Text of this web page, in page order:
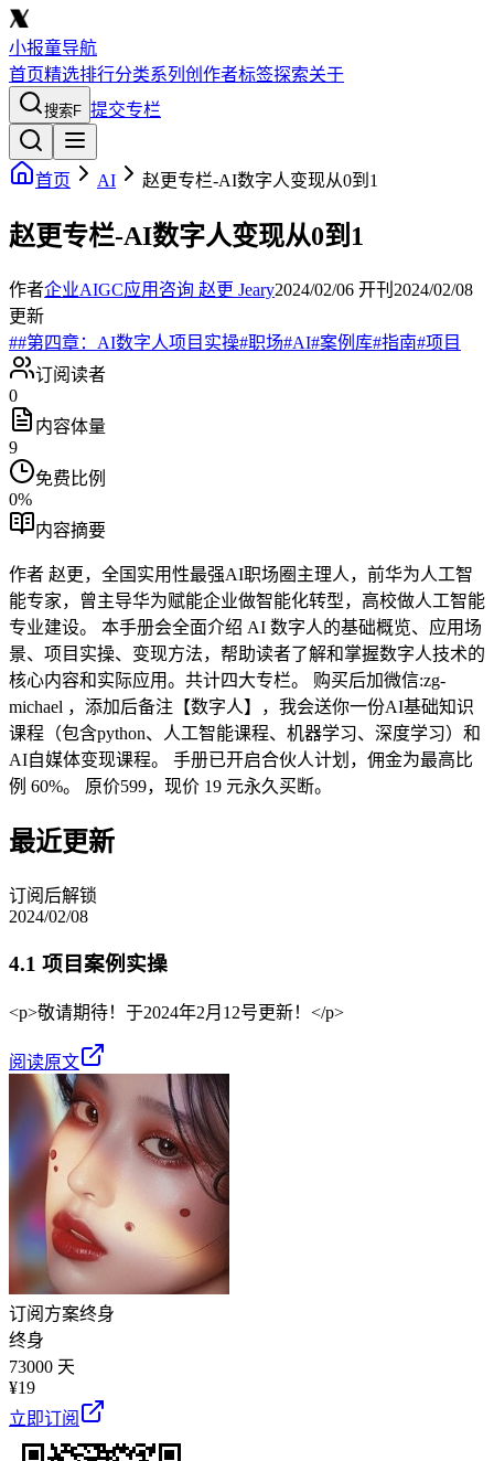
小报童导航
首页精选排行分类系列 创作者标签探索关于
搜索F 提交专栏
首页 AI 赵更专栏-AI数字人变现从0到1
赵更专栏-AI数字人变现从0到1
作者企业AIGC应用咨询 赵更 Jeary2024/02/06 开刊 2024/02/08
更新
##第四章：AI数字人项目实操#职场#AI#案例库#指南#项目
订阅读者
0
内容体量
9
免费比例
0%
内容摘要
作者 赵更，全国实用性最强AI职场圈主理人，前华为人工智
能专家，曾主导华为赋能企业做智能化转型，高校做人工智能
专业建设。 本手册会全面介绍 AI 数字人的基础概览、应用场
景、项目实操、变现方法，帮助读者了解和掌握数字人技术的
核心内容和实际应用。共计四大专栏。 购买后加微信:zg-
michael ，添加后备注【数字人】，我会送你一份AI基础知识
课程（包含python、人工智能课程、机器学习、深度学习）和
AI自媒体变现课程。 手册已开启合伙人计划，佣金为最高比
例 60%。 原价599，现价 19 元永久买断。
最近更新
订阅后解锁
2024/02/08
4.1 项目案例实操
<p>敬请期待！于2024年2月12号更新！</p>
阅读原文
订阅方案终身
终身
73000 天
¥19
立即订阅